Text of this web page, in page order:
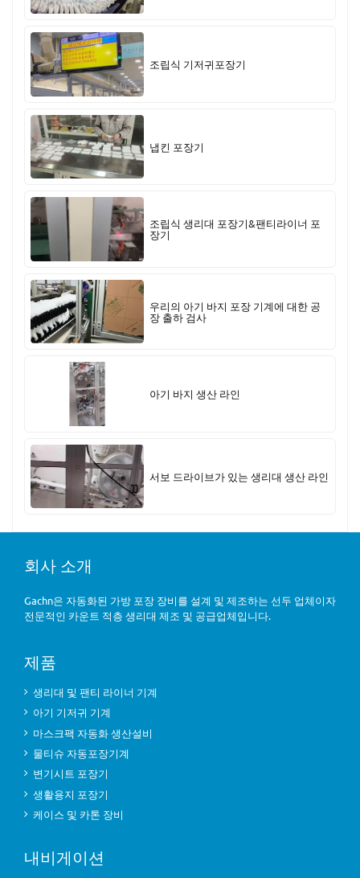
조립식 기저귀포장기
냅킨 포장기
조립식 생리대 포장기&팬티라이너 포
장기
우리의 아기 바지 포장 기계에 대한 공
장 출하 검사
아기 바지 생산 라인
서보 드라이브가 있는 생리대 생산 라인
회사 소개
Gachn은 자동화된 가방 포장 장비를 설계 및 제조하는 선두 업체이자
전문적인 카운트 적층 생리대 제조 및 공급업체입니다.
제품
생리대 및 팬티 라이너 기계
아기 기저귀 기계
마스크팩 자동화 생산설비
물티슈 자동포장기계
변기시트 포장기
생활용지 포장기
케이스 및 카톤 장비
내비게이션